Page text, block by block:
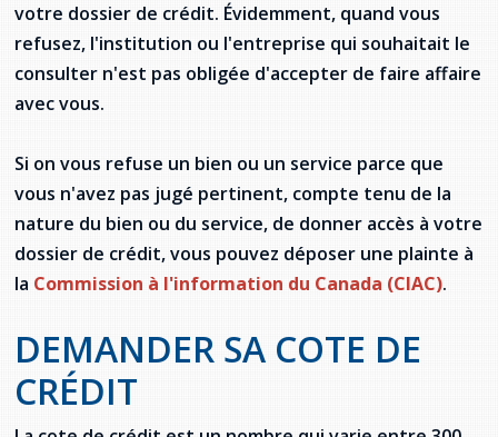
votre dossier de crédit. Évidemment, quand vous
refusez, l'institution ou l'entreprise qui souhaitait le
consulter n'est pas obligée d'accepter de faire affaire
avec vous.
Si on vous refuse un bien ou un service parce que
vous n'avez pas jugé pertinent, compte tenu de la
nature du bien ou du service, de donner accès à votre
dossier de crédit, vous pouvez déposer une plainte à
la Commission à l'information du Canada (CIAC).
DEMANDER SA COTE DE
CRÉDIT